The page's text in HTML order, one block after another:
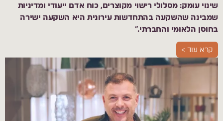
שינוי עומק: מסלולי רישוי מקוצרים, כוח אדם ייעודי ומדיניות
שמבינה שהשקעה בהתחדשות עירונית היא השקעה ישירה
בחוסן הלאומי והחברתי.”
קרא עוד >